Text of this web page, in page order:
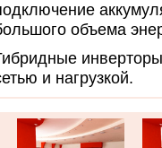
объема
и нагрузкой.